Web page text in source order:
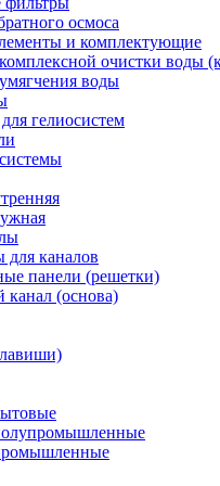
осмоса
и комплектующие
очистки воды
воды
гелиосистем
для каналов
панели (решетки)
(основа)